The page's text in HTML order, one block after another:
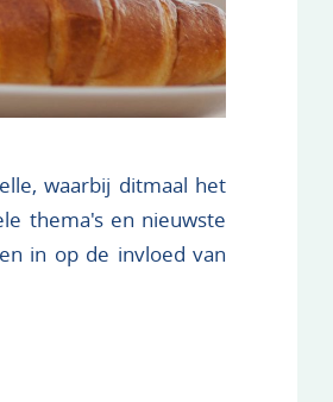
waarbij ditmaal het
thema's en nieuwste
in op de invloed van